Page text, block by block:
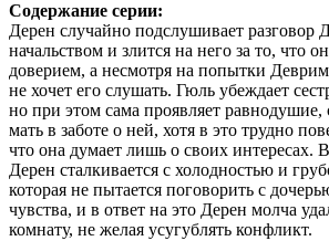
Содержание серии:
Дерен случайно подслушивает разговор
начальством и злится на него за то, что
доверием, а несмотря на попытки
не хочет его слушать. Гюль убеждает
но при этом сама проявляет равнодушие,
мать в заботе о ней, хотя в это трудно
что она думает лишь о своих интересах.
Дерен сталкивается с холодностью и
которая не пытается поговорить с
чувства, и в ответ на это Дерен молча
комнату, не желая усугублять конфликт.